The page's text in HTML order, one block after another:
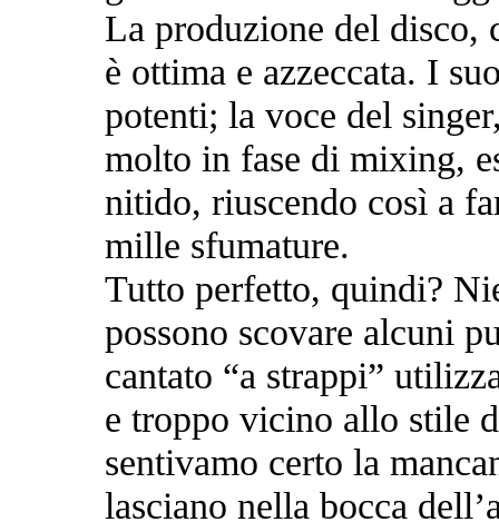
La produzione del disco,
è ottima e azzeccata. I
potenti; la voce del
molto in fase di mixing,
nitido, riuscendo così a
mille sfumature.
Tutto perfetto, quindi?
possono scovare alcuni
cantato “a strappi”
e troppo vicino allo stile
sentivamo certo la
lasciano nella bocca